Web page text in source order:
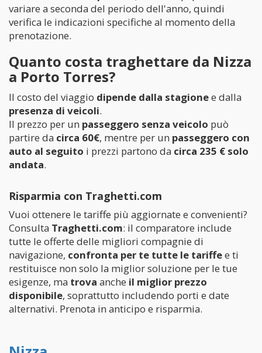
variare a seconda del periodo dell'anno, quindi
verifica le indicazioni specifiche al momento della
prenotazione.
Quanto costa traghettare da Nizza
a Porto Torres?
Il costo del viaggio dipende dalla stagionee dalla
presenza di veicoli.
Il prezzo per un passeggero senza veicolo può
partire da circa 60€, mentre per un passeggero con
auto al seguito i prezzi partono da circa 235 € solo
andata.
Risparmia con Traghetti.com
Vuoi ottenere le tariffe più aggiornate e convenienti?
Consulta Traghetti.com: il comparatore include
tutte le offerte delle migliori compagnie di
navigazione, confronta per te tutte le tariffee ti
restituisce non solo la miglior soluzione per le tue
esigenze, ma trova anche il miglior prezzo
disponibile, soprattutto includendo porti e date
alternativi. Prenota in anticipo e risparmia.